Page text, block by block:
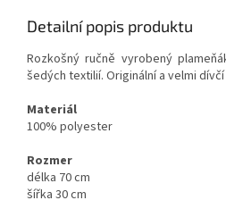
Detailní popis produktu
Rozkošný ručně vyrobený
šedých textilií. Originální a velmi
Materiál
100% polyester
Rozmer
délka 70 cm
šířka 30 cm